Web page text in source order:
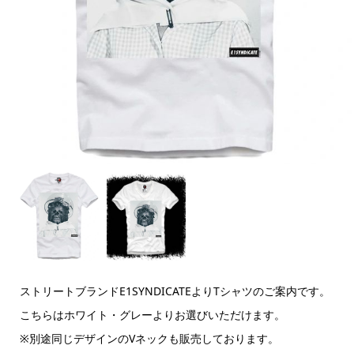
ストリートブランドE1SYNDICATEよりTシャツのご案内です。
こちらはホワイト・グレーよりお選びいただけます。
※別途同じデザインのVネックも販売しております。